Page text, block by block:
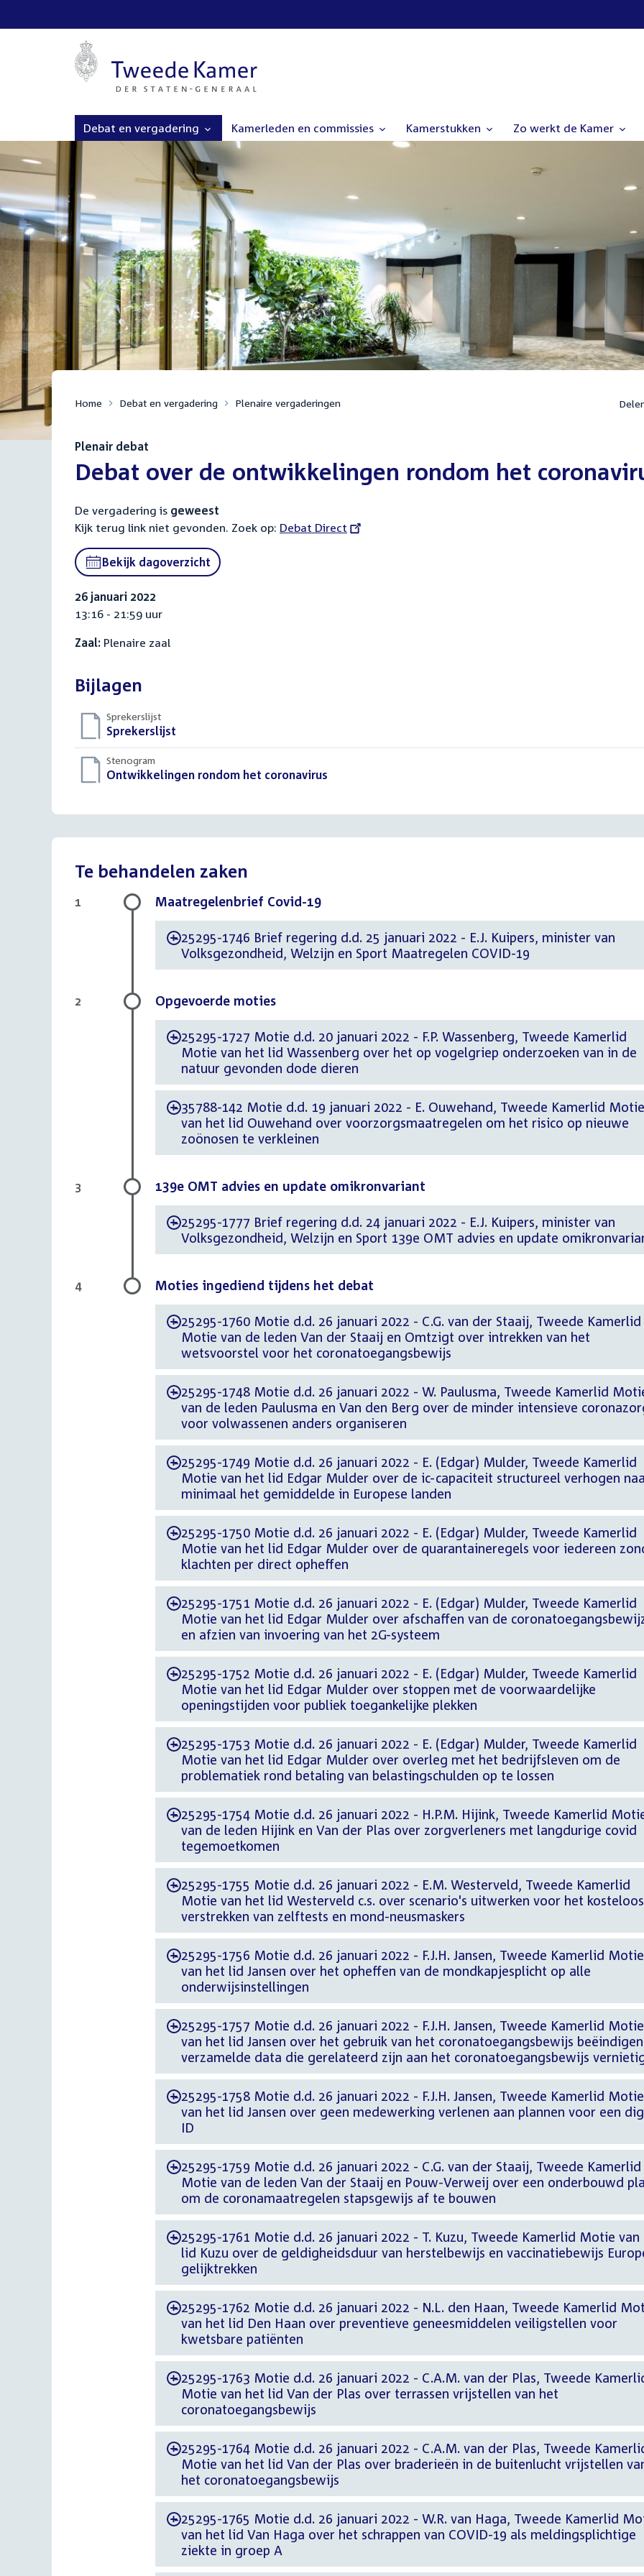
Debat en vergadering Kamerleden en commissies Kamerstukken Zo werkt de Kamer
Home Debat en vergadering Plenaire vergaderingen
Plenair debat
:Debat over de ontwikkelingen rondom het
De vergadering is geweest
Kijk terug link niet gevonden. Zoek op: External
Debat Direct
Bekijk dagoverzicht
26 januari 2022
13:16 - 21:59 uur
Zaal: Plenaire zaal
Bijlagen
Sprekerslijst
Download
bestand:
Sprekerslijst
Stenogram
Download
Ontwikkelingen rondom het coronavirus
Te behandelen zaken
Maatregelenbrief Covid-19
-25295-1746 Brief regering d.d. 25 januari 2022 - E.J. Kuipers, minister van
Volksgezondheid, Welzijn en Sport Maatregelen COVID-19
1
Opgevoerde moties
-25295-1727 Motie d.d. 20 januari 2022 - F.P. Wassenberg, Tweede Kamerlid
Motie van het lid Wassenberg over het op vogelgriep onderzoeken van in de
natuur gevonden dode dieren
-35788-142 Motie d.d. 19 januari 2022 - E. Ouwehand, Tweede Kamerlid
van het lid Ouwehand over voorzorgsmaatregelen om het risico op nieuwe
zoönosen te verkleinen
2
139e OMT advies en update omikronvariant
-25295-1777 Brief regering d.d. 24 januari 2022 - E.J. Kuipers, minister van
Volksgezondheid, Welzijn en Sport 139e OMT advies en update
3
Moties ingediend tijdens het debat
-25295-1760 Motie d.d. 26 januari 2022 - C.G. van der Staaij, Tweede Kamerlid
Motie van de leden Van der Staaij en Omtzigt over intrekken van het
wetsvoorstel voor het coronatoegangsbewijs
-25295-1748 Motie d.d. 26 januari 2022 - W. Paulusma, Tweede Kamerlid
van de leden Paulusma en Van den Berg over de minder intensieve
voor volwassenen anders organiseren
-25295-1749 Motie d.d. 26 januari 2022 - E. (Edgar) Mulder, Tweede Kamerlid
Motie van het lid Edgar Mulder over de ic-capaciteit structureel verhogen
minimaal het gemiddelde in Europese landen
-25295-1750 Motie d.d. 26 januari 2022 - E. (Edgar) Mulder, Tweede Kamerlid
Motie van het lid Edgar Mulder over de quarantaineregels voor iedereen
klachten per direct opheffen
-25295-1751 Motie d.d. 26 januari 2022 - E. (Edgar) Mulder, Tweede Kamerlid
Motie van het lid Edgar Mulder over afschaffen van de
en afzien van invoering van het 2G-systeem
-25295-1752 Motie d.d. 26 januari 2022 - E. (Edgar) Mulder, Tweede Kamerlid
Motie van het lid Edgar Mulder over stoppen met de voorwaardelijke
openingstijden voor publiek toegankelijke plekken
-25295-1753 Motie d.d. 26 januari 2022 - E. (Edgar) Mulder, Tweede Kamerlid
Motie van het lid Edgar Mulder over overleg met het bedrijfsleven om de
problematiek rond betaling van belastingschulden op te lossen
-25295-1754 Motie d.d. 26 januari 2022 - H.P.M. Hijink, Tweede Kamerlid
van de leden Hijink en Van der Plas over zorgverleners met langdurige covid
tegemoetkomen
-25295-1755 Motie d.d. 26 januari 2022 - E.M. Westerveld, Tweede Kamerlid
Motie van het lid Westerveld c.s. over scenario's uitwerken voor het kosteloos
verstrekken van zelftests en mond-neusmaskers
-25295-1756 Motie d.d. 26 januari 2022 - F.J.H. Jansen, Tweede Kamerlid Motie
van het lid Jansen over het opheffen van de mondkapjesplicht op alle
onderwijsinstellingen
-25295-1757 Motie d.d. 26 januari 2022 - F.J.H. Jansen, Tweede Kamerlid Motie
van het lid Jansen over het gebruik van het coronatoegangsbewijs
verzamelde data die gerelateerd zijn aan het coronatoegangsbewijs
-25295-1758 Motie d.d. 26 januari 2022 - F.J.H. Jansen, Tweede Kamerlid Motie
van het lid Jansen over geen medewerking verlenen aan plannen voor een
ID
-25295-1759 Motie d.d. 26 januari 2022 - C.G. van der Staaij, Tweede Kamerlid
Motie van de leden Van der Staaij en Pouw-Verweij over een onderbouwd
om de coronamaatregelen stapsgewijs af te bouwen
-25295-1761 Motie d.d. 26 januari 2022 - T. Kuzu, Tweede Kamerlid Motie
lid Kuzu over de geldigheidsduur van herstelbewijs en vaccinatiebewijs
gelijktrekken
-25295-1762 Motie d.d. 26 januari 2022 - N.L. den Haan, Tweede Kamerlid
van het lid Den Haan over preventieve geneesmiddelen veiligstellen voor
kwetsbare patiënten
-25295-1763 Motie d.d. 26 januari 2022 - C.A.M. van der Plas, Tweede
Motie van het lid Van der Plas over terrassen vrijstellen van het
coronatoegangsbewijs
-25295-1764 Motie d.d. 26 januari 2022 - C.A.M. van der Plas, Tweede
Motie van het lid Van der Plas over braderieën in de buitenlucht vrijstellen
het coronatoegangsbewijs
-25295-1765 Motie d.d. 26 januari 2022 - W.R. van Haga, Tweede Kamerlid
van het lid Van Haga over het schrappen van COVID-19 als meldingsplichtige
ziekte in groep A
4